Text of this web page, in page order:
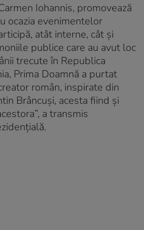
Iohannis, promovează
ocazia evenimentelor
atât interne, cât și
publice care au avut loc
trecute în Republica
Prima Doamnă a purtat
român, inspirate din
Brâncuși, acesta fiind și
a transmis